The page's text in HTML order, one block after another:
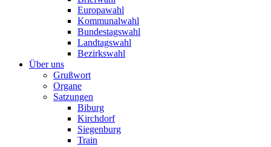
Europawahl
Kommunalwahl
Bundestagswahl
Landtagswahl
Bezirkswahl
Über uns
Grußwort
Organe
Satzungen
Biburg
Kirchdorf
Siegenburg
Train